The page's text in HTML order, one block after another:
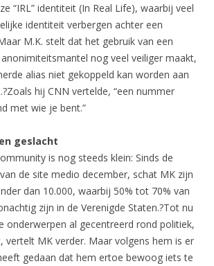
“IRL” identiteit (In Real Life), waarbij veel
identiteit verbergen achter een
M.K. stelt dat het gebruik van een
nog veel veiliger maakt,
alias niet gekoppeld kan worden aan
hij CNN vertelde, “een nummer
met wie je bent.”
geslacht
is nog steeds klein: Sinds de
de site medio december, schat MK zijn
dan 10.000, waarbij 50% tot 70% van
zijn in de Verenigde Staten.?Tot nu
onderwerpen al gecentreerd rond politiek,
vertelt MK verder. Maar volgens hem is er
gedaan dat hem ertoe bewoog iets te